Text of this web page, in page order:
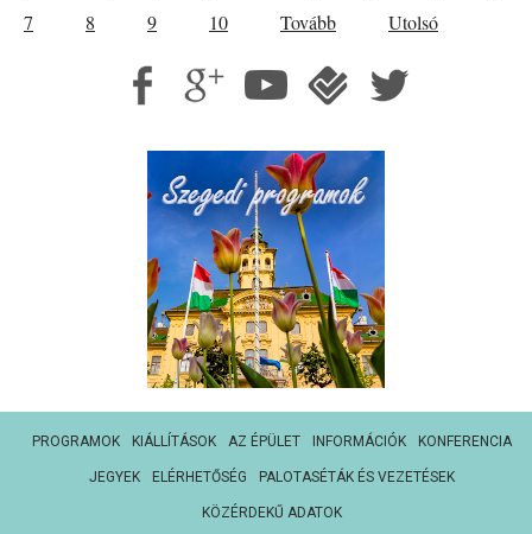
7
8 9 10 Tovább Utolsó
PROGRAMOK KIÁLLÍTÁSOK AZ ÉPÜLET INFORMÁCIÓK KONFERENCIA
JEGYEK ELÉRHETŐSÉG PALOTASÉTÁK ÉS VEZETÉSEK
KÖZÉRDEKŰ ADATOK